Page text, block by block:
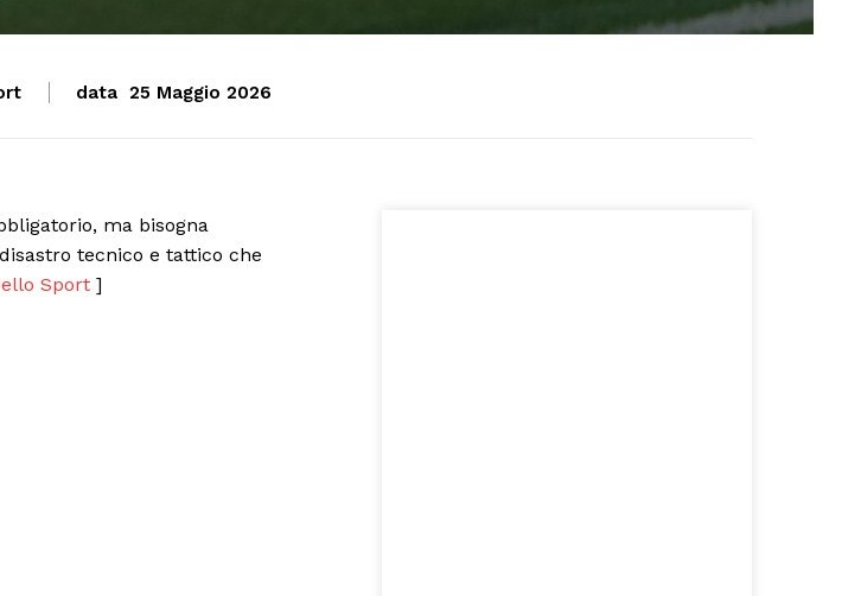
data 25 Maggio 2026
ma bisogna
tecnico e tattico che
Sport ]